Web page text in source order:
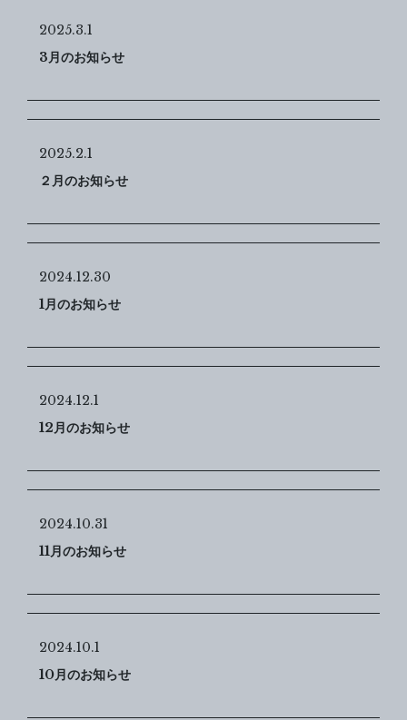
2025.3.1
3月のお知らせ
2025.2.1
２月のお知らせ
2024.12.30
1月のお知らせ
2024.12.1
12月のお知らせ
2024.10.31
11月のお知らせ
2024.10.1
10月のお知らせ